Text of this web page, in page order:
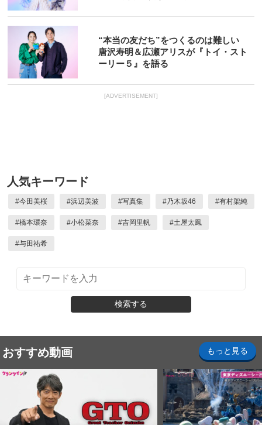
“本当の友だち”をつくるのは難しい
唐沢寿明＆広瀬アリスが『トイ・スト
ーリー５』を語る
[ADVERTISEMENT]
人気キーワード
#今田美桜 #浜辺美波 #写真集 #乃木坂46 #有村架純
#橋本環奈 #小松菜奈 #吉岡里帆 #土屋太鳳
#与田祐希
検索する
おすすめ動画 もっと見る